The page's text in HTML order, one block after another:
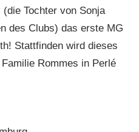
Tochter von Sonja
des Clubs) das erste MG
Stattfinden wird dieses
Rommes in Perlé